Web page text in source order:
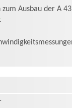
Ausbau der A 43
.